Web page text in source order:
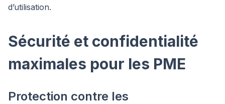
d’utilisation.
Sécurité et confidentialité
maximales pour les PME
Protection contre les